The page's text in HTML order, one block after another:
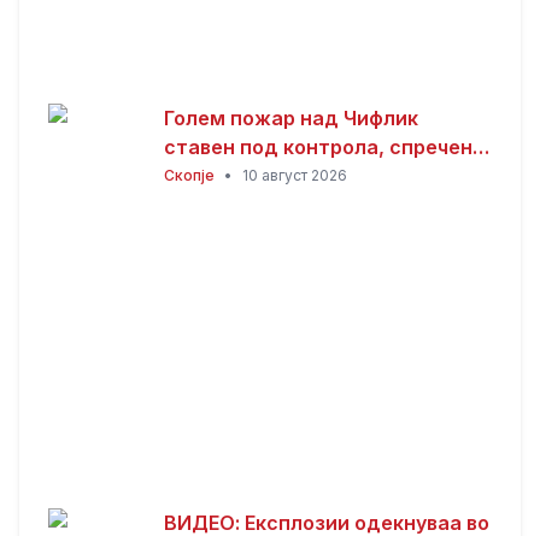
Голем пожар над Чифлик
ставен под контрола, спречено
ширење кон боровата шума на
Скопје • 10 август 2026
ВИДЕО: Експлозии одекнуваа во